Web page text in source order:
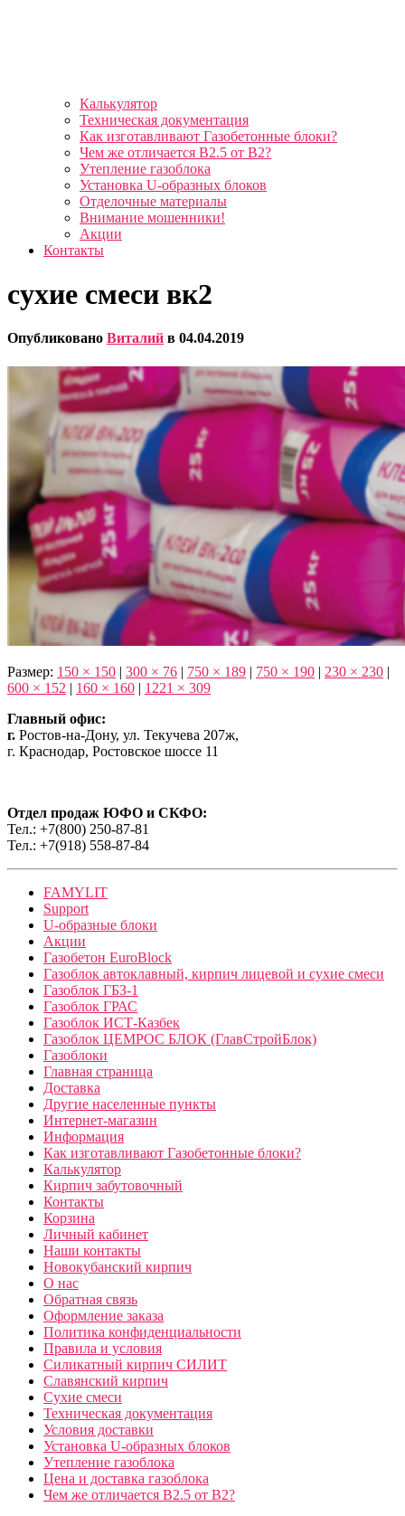
Калькулятор
Техническая документация
Как изготавливают Газобетонные блоки?
Чем же отличается B2.5 от B2?
Утепление газоблока
Установка U-образных блоков
Отделочные материалы
Внимание мошенники!
Акции
Контакты
сухие смеси вк2
Опубликовано Виталий в 04.04.2019
Размер: 150 × 150 | 300 × 76 | 750 × 189 | 750 × 190 | 230 × 230 |
600 × 152 | 160 × 160 | 1221 × 309
Главный офис:
г. Ростов-на-Дону, ул. Текучева 207ж,
г. Краснодар, Ростовское шоссе 11
Отдел продаж ЮФО и СКФО:
Тел.: +7(800) 250-87-81
Тел.: +7(918) 558-87-84
FAMYLIT
Support
U-образные блоки
Акции
Газобетон EuroBlock
Газоблок автоклавный, кирпич лицевой и сухие смеси
Газоблок ГБЗ-1
Газоблок ГРАС
Газоблок ИСТ-Казбек
Газоблок ЦЕМРОС БЛОК (ГлавСтройБлок)
Газоблоки
Главная страница
Доставка
Другие населенные пункты
Интернет-магазин
Информация
Как изготавливают Газобетонные блоки?
Калькулятор
Кирпич забутовочный
Контакты
Корзина
Личный кабинет
Наши контакты
Новокубанский кирпич
О нас
Обратная связь
Оформление заказа
Политика конфиденциальности
Правила и условия
Силикатный кирпич СИЛИТ
Славянский кирпич
Сухие смеси
Техническая документация
Условия доставки
Установка U-образных блоков
Утепление газоблока
Цена и доставка газоблока
Чем же отличается B2.5 от B2?